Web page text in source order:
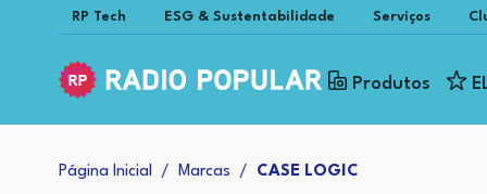
RP Tech ESG & Sustentabilidade Serviços
Produtos
Página Inicial Marcas CASE LOGIC